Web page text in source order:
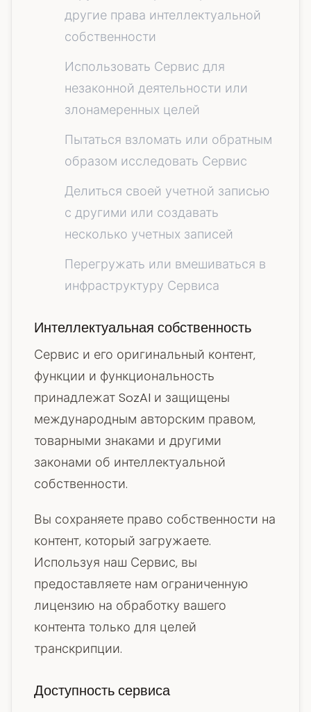
другие права интеллектуальной
собственности
Использовать Сервис для
незаконной деятельности или
злонамеренных целей
Пытаться взломать или обратным
образом исследовать Сервис
Делиться своей учетной записью
с другими или создавать
несколько учетных записей
Перегружать или вмешиваться в
инфраструктуру Сервиса
Интеллектуальная собственность
Сервис и его оригинальный контент,
функции и функциональность
принадлежат SozAI и защищены
международным авторским правом,
товарными знаками и другими
законами об интеллектуальной
собственности.
Вы сохраняете право собственности на
контент, который загружаете.
Используя наш Сервис, вы
предоставляете нам ограниченную
лицензию на обработку вашего
контента только для целей
транскрипции.
Доступность сервиса